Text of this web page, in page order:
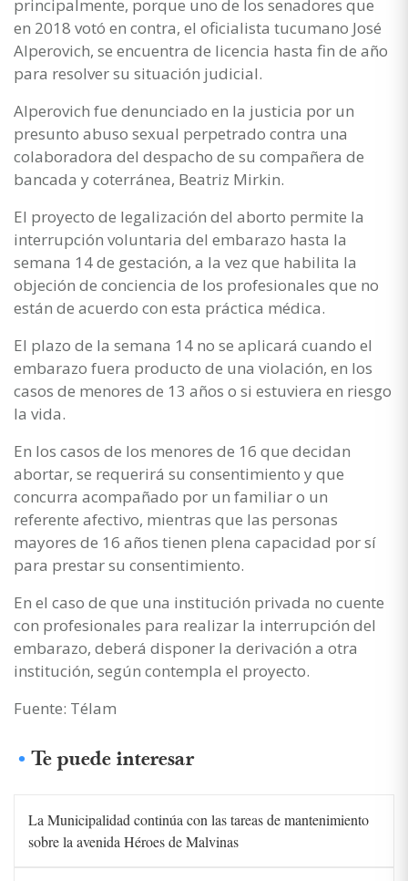
principalmente, porque uno de los senadores que
en 2018 votó en contra, el oficialista tucumano José
Alperovich, se encuentra de licencia hasta fin de año
para resolver su situación judicial.
Alperovich fue denunciado en la justicia por un
presunto abuso sexual perpetrado contra una
colaboradora del despacho de su compañera de
bancada y coterránea, Beatriz Mirkin.
El proyecto de legalización del aborto permite la
interrupción voluntaria del embarazo hasta la
semana 14 de gestación, a la vez que habilita la
objeción de conciencia de los profesionales que no
están de acuerdo con esta práctica médica.
El plazo de la semana 14 no se aplicará cuando el
embarazo fuera producto de una violación, en los
casos de menores de 13 años o si estuviera en riesgo
la vida.
En los casos de los menores de 16 que decidan
abortar, se requerirá su consentimiento y que
concurra acompañado por un familiar o un
referente afectivo, mientras que las personas
mayores de 16 años tienen plena capacidad por sí
para prestar su consentimiento.
En el caso de que una institución privada no cuente
con profesionales para realizar la interrupción del
embarazo, deberá disponer la derivación a otra
institución, según contempla el proyecto.
Fuente: Télam
Te puede interesar
La Municipalidad continúa con las tareas de mantenimiento
sobre la avenida Héroes de Malvinas